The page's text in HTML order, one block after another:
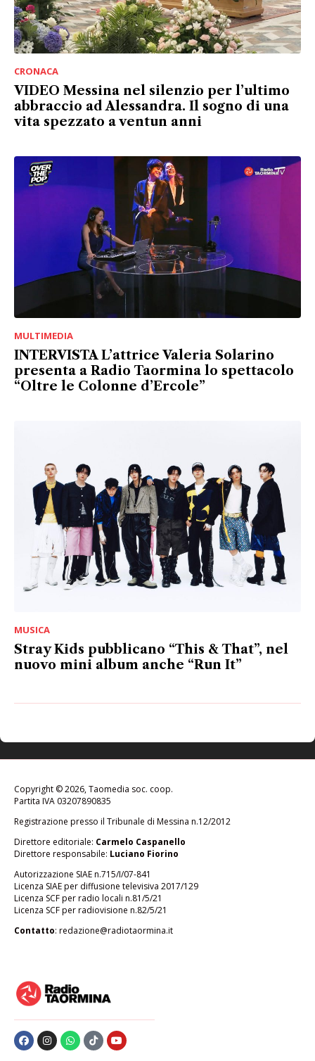
CRONACA
VIDEO Messina nel silenzio per l’ultimo
abbraccio ad Alessandra. Il sogno di una
vita spezzato a ventun anni
MULTIMEDIA
INTERVISTA L’attrice Valeria Solarino
presenta a Radio Taormina lo spettacolo
“Oltre le Colonne d’Ercole”
MUSICA
Stray Kids pubblicano “This & That”, nel
nuovo mini album anche “Run It”
Copyright © 2026, Taomedia soc. coop.
Partita IVA 03207890835
Registrazione presso il Tribunale di Messina n.12/2012
Direttore editoriale: Carmelo Caspanello
Direttore responsabile: Luciano Fiorino
Autorizzazione SIAE n.715/I/07-841
Licenza SIAE per diffusione televisiva 2017/129
Licenza SCF per radio locali n.81/5/21
Licenza SCF per radiovisione n.82/5/21
Contatto: redazione@radiotaormina.it